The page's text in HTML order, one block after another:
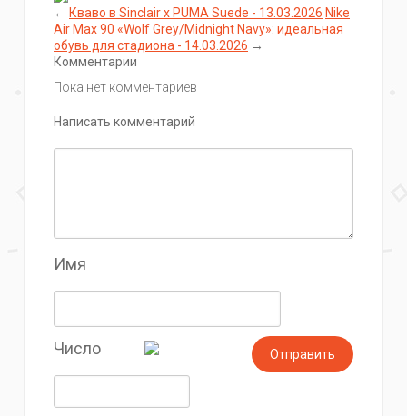
← Квaво в Sinclair x PUMA Suede - 13.03.2026 Nike
Air Max 90 «Wolf Grey/Midnight Navy»: идеальная
обувь для стадиона - 14.03.2026 →
Комментарии
Пока нет комментариев
Написать комментарий
Имя
Число